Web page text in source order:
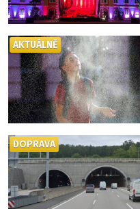
AKTUÁLNĚ
DOPRAVA